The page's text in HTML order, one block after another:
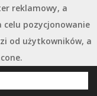
reklamowy, a
celu pozycjonowanie
od użytkowników, a